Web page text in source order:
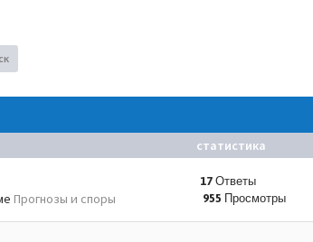
статистика
Прогнозы и споры
17 Ответы
955 Просмотры